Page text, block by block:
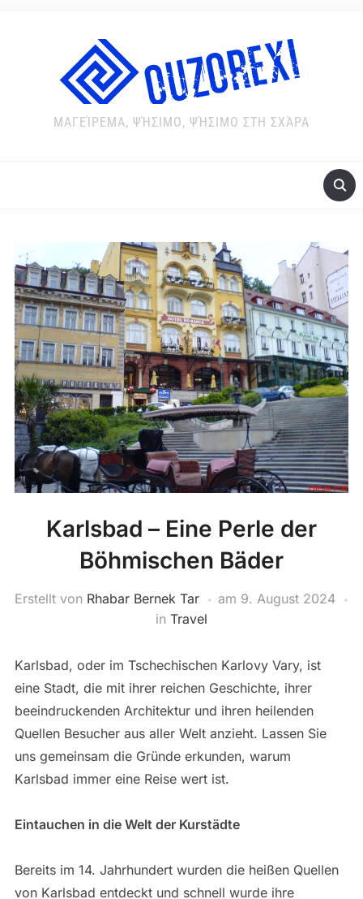
ΜΑΓΕΊΡΕΜΑ, ΨΉΣΙΜΟ, ΨΉΣΙΜΟ ΣΤΗ ΣΧΆΡΑ
Karlsbad – Eine Perle der
Böhmischen Bäder
Erstellt von Rhabar Bernek Tar am 9. August 2024
in Travel
Karlsbad, oder im Tschechischen Karlovy Vary, ist
eine Stadt, die mit ihrer reichen Geschichte, ihrer
beeindruckenden Architektur und ihren heilenden
Quellen Besucher aus aller Welt anzieht. Lassen Sie
uns gemeinsam die Gründe erkunden, warum
Karlsbad immer eine Reise wert ist.
Eintauchen in die Welt der Kurstädte
Bereits im 14. Jahrhundert wurden die heißen Quellen
von Karlsbad entdeckt und schnell wurde ihre